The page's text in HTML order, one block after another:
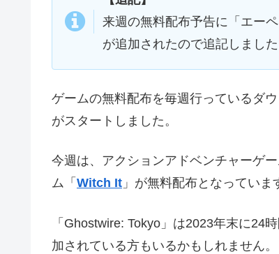
来週の無料配布予告に「エー
が追加されたので追記しました
ゲームの無料配布を毎週行っているダ
がスタートしました。
今週は、アクションアドベンチャーゲー
ム「 Witch It 」が無料配布となっていま
「Ghostwire: Tokyo」は2023年末に24
加されている方もいるかもしれません。